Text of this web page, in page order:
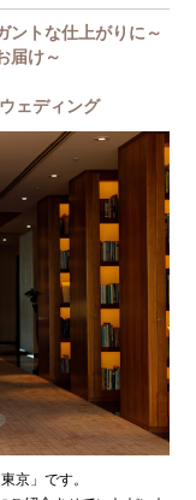
ントな仕上がりに～
届け～
ェディング
京」です。